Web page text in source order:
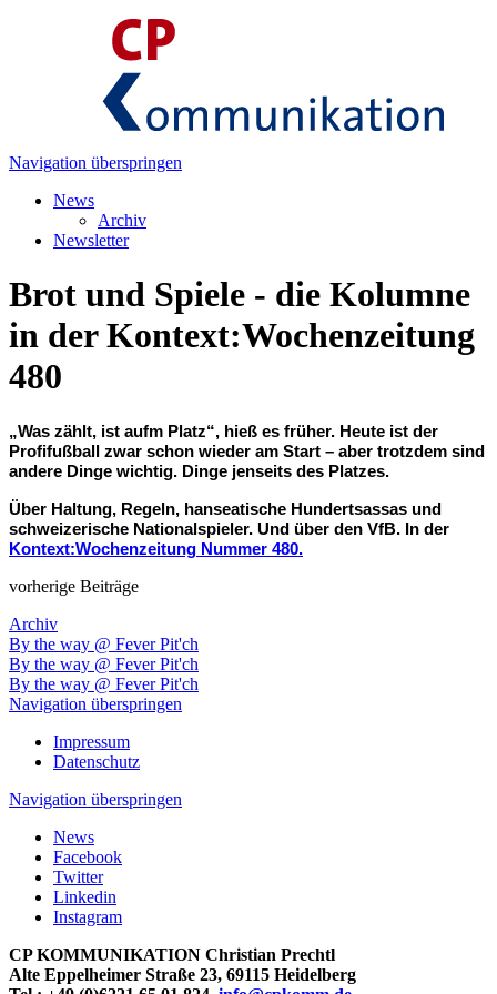
Navigation überspringen
News
Archiv
Newsletter
Brot und Spiele - die Kolumne
in der Kontext:Wochenzeitung
480
„Was zählt, ist aufm Platz“, hieß es früher. Heute ist der
Profifußball zwar schon wieder am Start – aber trotzdem sind
andere Dinge wichtig. Dinge jenseits des Platzes.
Über Haltung, Regeln, hanseatische Hundertsassas und
schweizerische Nationalspieler. Und über den VfB. In der
Kontext:Wochenzeitung Nummer 480.
vorherige Beiträge
Archiv
By the way @ Fever Pit'ch
By the way @ Fever Pit'ch
By the way @ Fever Pit'ch
Navigation überspringen
Impressum
Datenschutz
Navigation überspringen
News
Facebook
Twitter
Linkedin
Instagram
CP KOMMUNIKATION Christian Prechtl
Alte Eppelheimer Straße 23, 69115 Heidelberg